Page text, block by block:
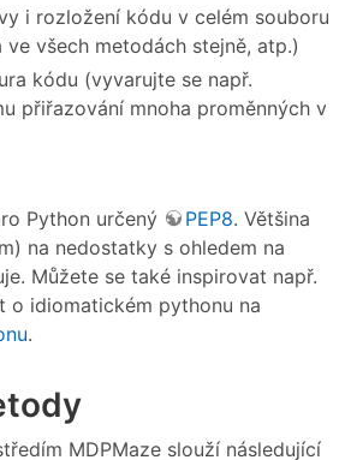
i rozložení kódu v celém souboru
všech metodách stejně, atp.)
kódu (vyvarujte se např.
přiřazování mnoha proměnných v
Python určený
PEP8. Většina
na nedostatky s ohledem na
Můžete se také inspirovat např.
o idiomatickém pythonu na
.
MDPMaze slouží následující